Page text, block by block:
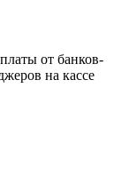
от банков-
на кассе